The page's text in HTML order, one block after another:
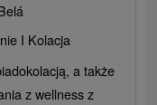
I Kolacja
a także
z wellness z